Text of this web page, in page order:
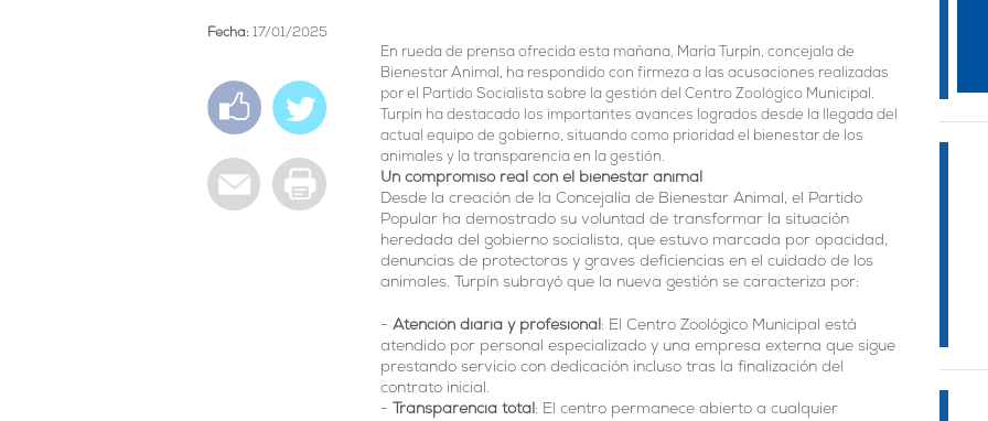
Fecha: 17/01/2025
En rueda de prensa ofrecida esta mañana, María Turpín, concejala de
Bienestar Animal, ha respondido con firmeza a las acusaciones realizadas
por el Partido Socialista sobre la gestión del Centro Zoológico Municipal.
Turpín ha destacado los importantes avances logrados desde la llegada del
actual equipo de gobierno, situando como prioridad el bienestar de los
animales y la transparencia en la gestión.
Un compromiso real con el bienestar animal
Desde la creación de la Concejalía de Bienestar Animal, el Partido
Popular ha demostrado su voluntad de transformar la situación
heredada del gobierno socialista, que estuvo marcada por opacidad,
denuncias de protectoras y graves deficiencias en el cuidado de los
animales. Turpín subrayó que la nueva gestión se caracteriza por:
Atención diaria y profesional: El Centro Zoológico Municipal está
atendido por personal especializado y una empresa externa que sigue
prestando servicio con dedicación incluso tras la finalización del
contrato inicial.
Transparencia total: El centro permanece abierto a cualquier